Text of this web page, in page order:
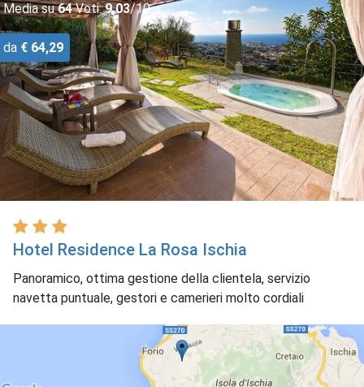
Media su64Voti: 9,03/10
da € 64,29
Hotel Residence La Rosa Ischia
Panoramico, ottima gestione della clientela, servizio
navetta puntuale, gestori e camerieri molto cordiali